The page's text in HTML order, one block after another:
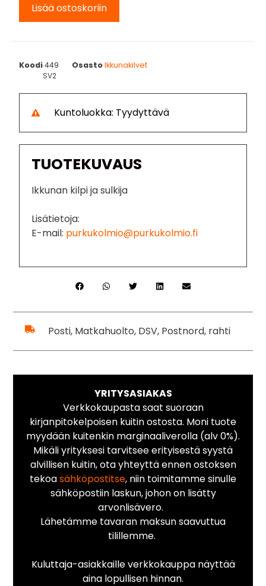
Lisää ostoskoriin
Koodi449 OsastoIkkunakilvet
SV2
Kuntoluokka: Tyydyttävä
TUOTEKUVAUS
Ikkunan kilpi ja sulkija
Lisätietoja:
E-mail: purkukolmio@purkukolmio.fi
Posti, Matkahuolto, DSV, Postnord, rahti
YRITYSASIAKAS
Verkkokaupasta saat suoraan
kirjanpitokelpoisen kuitin ostosta. Moni tuote
myydään kuitenkin marginaaliverolla (alv 0%).
Mikäli yrityksesi tarvitsee erityisestä syystä
alvillisen kuitin, ota yhteyttä ennen ostoksen
tekoasähköpostitse, niin toimitamme sinulle
sähköpostiin laskun, johon on lisätty
arvonlisävero.
Lähetämme tavaran maksun saavuttua
tilillemme.
Kuluttaja-asiakkaille verkkokauppa näyttää
aina lopullisen hinnan.